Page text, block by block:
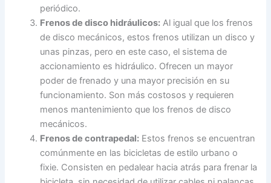
periódico.
Frenos de disco hidráulicos: Al igual que los frenos
de disco mecánicos, estos frenos utilizan un disco y
unas pinzas, pero en este caso, el sistema de
accionamiento es hidráulico. Ofrecen un mayor
poder de frenado y una mayor precisión en su
funcionamiento. Son más costosos y requieren
menos mantenimiento que los frenos de disco
mecánicos.
Frenos de contrapedal: Estos frenos se encuentran
comúnmente en las bicicletas de estilo urbano o
fixie. Consisten en pedalear hacia atrás para frenar la